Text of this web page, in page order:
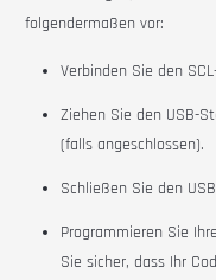
folgendermaßen vor:
Verbinden Sie den
Ziehen Sie den USB-
(falls angeschlossen).
Schließen Sie den
Programmieren Sie
Sie sicher, dass Ihr